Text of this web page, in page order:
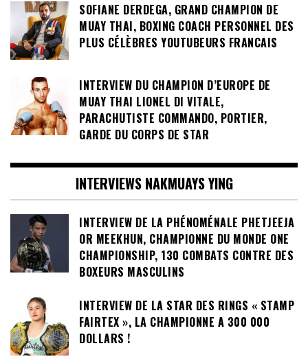
SOFIANE DERDEGA, GRAND CHAMPION DE
MUAY THAI, BOXING COACH PERSONNEL DES
PLUS CÉLÈBRES YOUTUBEURS FRANCAIS
INTERVIEW DU CHAMPION D’EUROPE DE
MUAY THAI LIONEL DI VITALE,
PARACHUTISTE COMMANDO, PORTIER,
GARDE DU CORPS DE STAR
INTERVIEWS NAKMUAYS YING
INTERVIEW DE LA PHÉNOMÉNALE PHETJEEJA
OR MEEKHUN, CHAMPIONNE DU MONDE ONE
CHAMPIONSHIP, 130 COMBATS CONTRE DES
BOXEURS MASCULINS
INTERVIEW DE LA STAR DES RINGS « STAMP
FAIRTEX », LA CHAMPIONNE A 300 000
DOLLARS !